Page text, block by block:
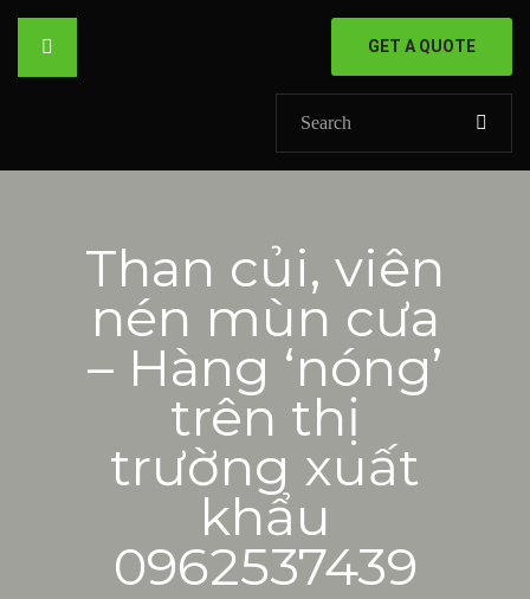
GIỚI THIỆU
SẢN PHẨM
Phụ liệu may mặc
Tin ngành viên nén
GET A QUOTE
Than củi, viên
nén mùn cưa
– Hàng ‘nóng’
trên thị
trường xuất
khẩu
0962537439